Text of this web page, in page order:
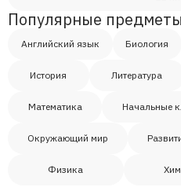
Елизавета
Денис
Мария
Николай
Популярные предметы
Английский язык Биология
История Литература
Математика Начальные
Окружающий мир
Физика